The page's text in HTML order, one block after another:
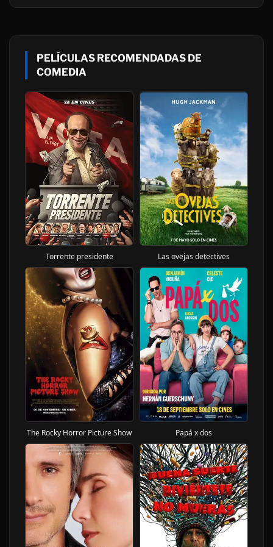
PELÍCULAS RECOMENDADAS DE
COMEDIA
Torrente presidente Las ovejas detectives
The Rocky Horror Picture Show Papá x dos